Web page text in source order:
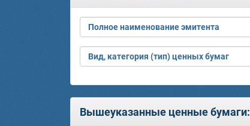
Полное наименование эмитента
Вид, категория (тип) ценных бумаг
Вышеуказанные ценные бумаги: